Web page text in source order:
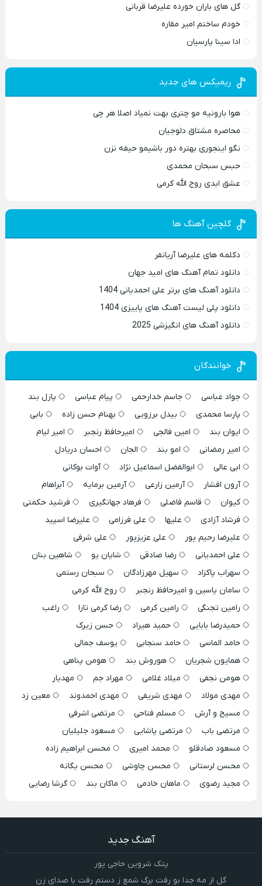
گل های باران خورده علیرضا قربانی
خودم ساختم امیر مقاره
ادا سینا پارسیان
ریمیکس های جدید
هوا بارونیه مو چتری بهت نمیاد اصلا هر چی
محاصره مشتاق دلوجیان
نگو اینجوری بهتره دور باشیمو حیفه نزن
حبس سبحان محمدی
عشق ابدی روح الله کرمی
گلچین آهنگ ها
دکلمه های علیرضا آریانفر
دانلود تمام آهنگ های امید جهان
دانلود آهنگ های برتر علی احمدیانی 1404
دانلود پلی لیست آهنگ های پاییزی 1404
دانلود آهنگ های انگیزشی 2025
خوانندگان
جواد عباسی جاسم خدارحمی پیام عباسی
پازل بند
پارسا محمدی
بیدل برزویی بهنام حسن زاده
بابی
ایوان بند
امین فالجی امیرحافظ رنجبر
امیر لیام
امیر رمضانی
امو بند الجان
احسان دریادل
ابی عالی
ابوالفضل اسماعیل نژاد
آوات بوکانی
آرون افشار
آرمین زارعی آرمین برمایه
آبراهام
کیوان
قاسم فاضلی فرهاد جهانگیری
فرشید حکمتی
فرشاد آزادی
علیها علی فرزامی
علیرضا اسپید
علیرضا رحیم پور
علی عزیزپور
علی شرفی
علی احمدیانی
رضا صادقی شایان یو
شاهین بنان
سهراب پاکزاد
سهیل مهرزادگان
سبحان رستمی
سامان یاسین و امیرحافظ رنجبر
روح الله کرمی
رامین تجنگی
رامین کرمی رضا کرمی تارا
راغب
حمیدرضا بابایی
حمید هیراد
حسن زیرک
حامد الماسی
حامد سنجابی
یوسف جمالی
همایون شجریان
هوروش بند
هومن پناهی
هومن نجفی
میلاد غلامی مهراد جم
مهدیار
مهدی مولاد
مهدی شریفی مهدی احمدوند
معین زد
مسیح و آرش
مسلم فتاحی
مرتضی اشرفی
مرتضی باب
مرتضی پاشایی
مسعود جلیلیان
مسعود صادقلو
محمد امیری
محسن ابراهیم زاده
محسن لرستانی
محسن چاوشی
محسن یگانه
مجید رضوی
ماهان خادمی ماکان بند گرشا رضایی
آهنگ جدید
پتک شروین حاجی پور
گل از مه جدا بو رفت برگ شمع ز دستم رفت با صدای زن